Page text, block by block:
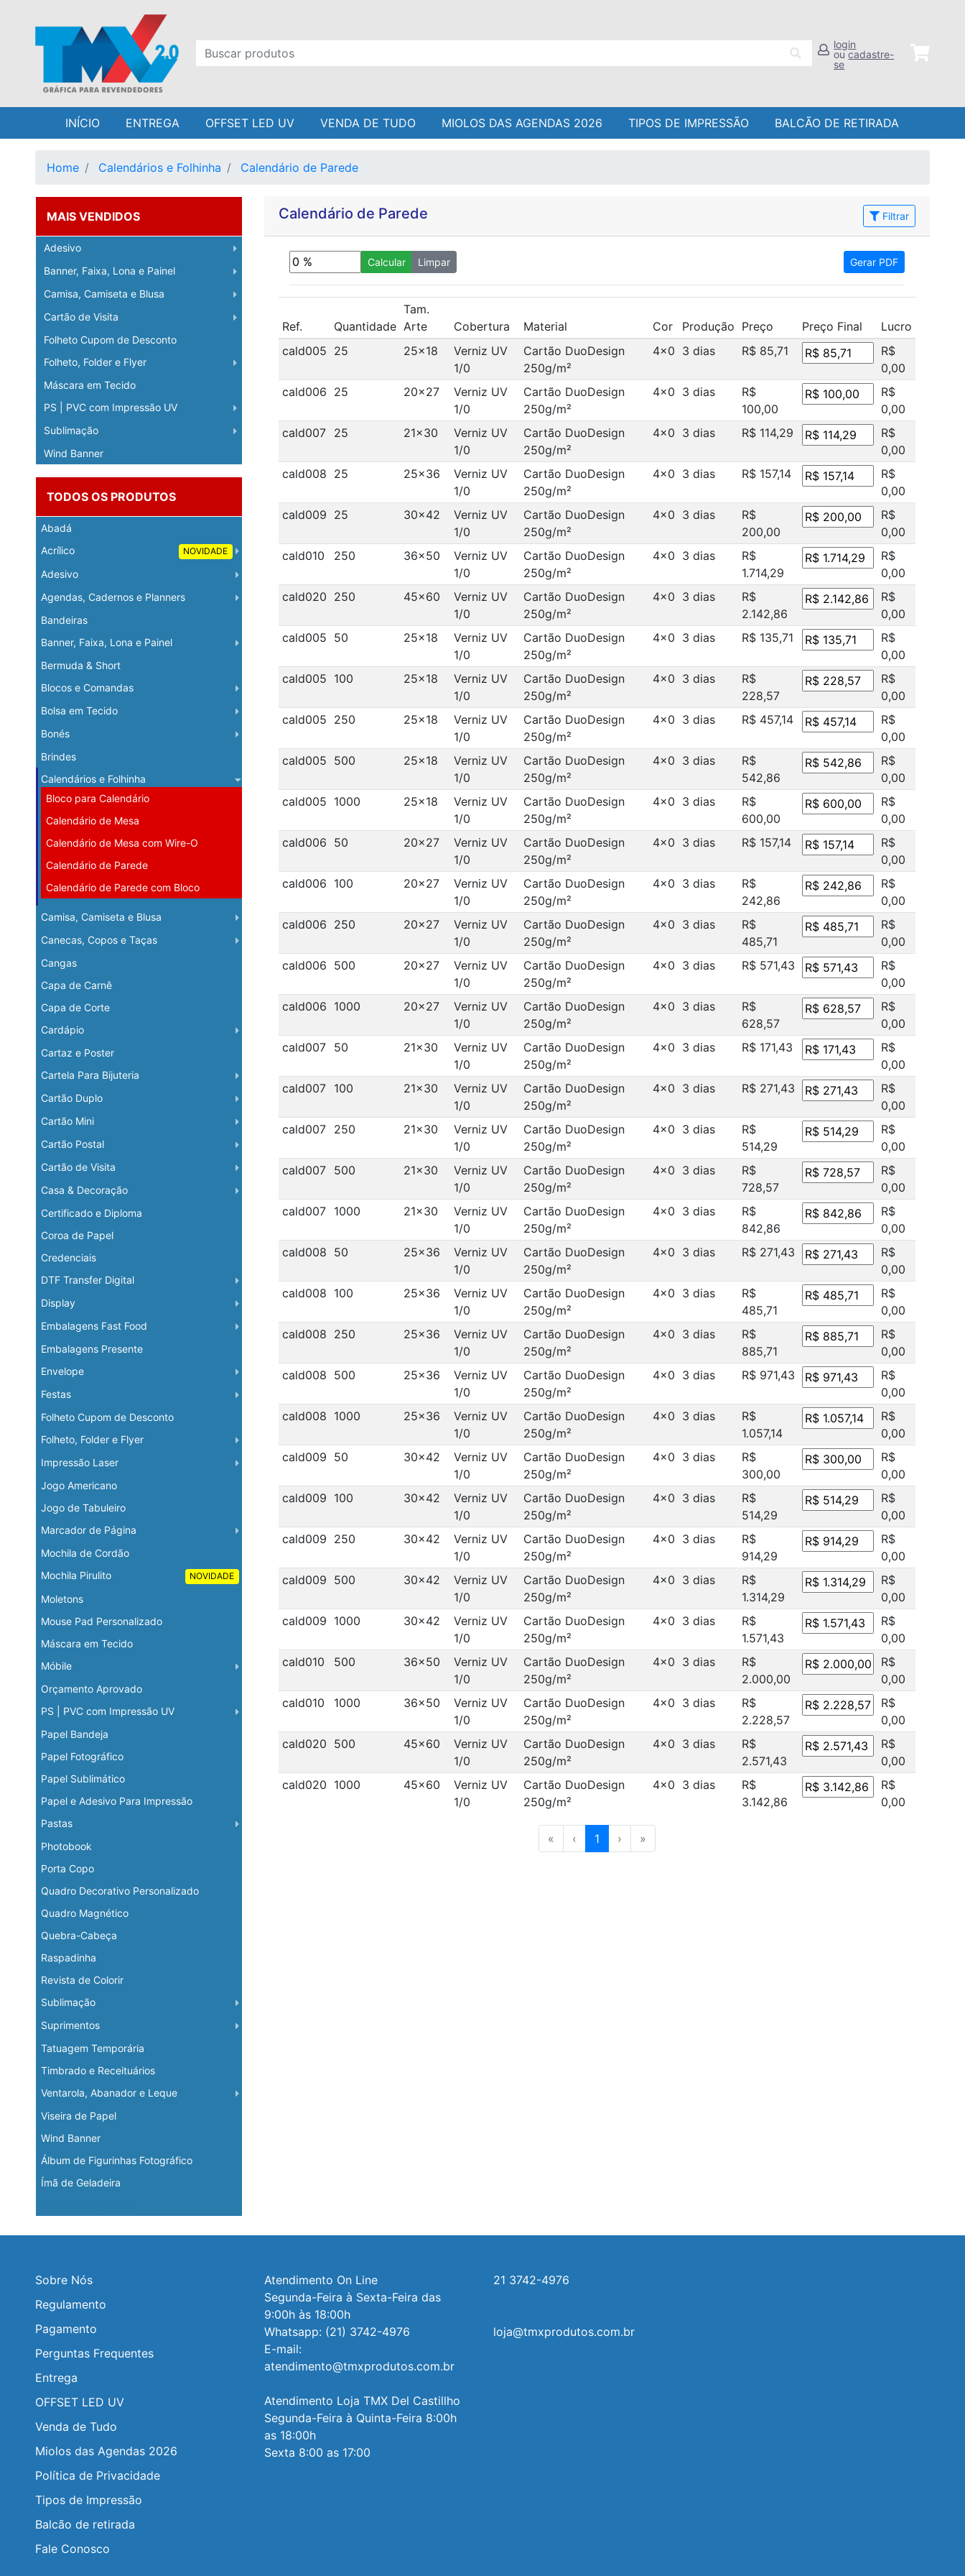
login
oucadastre-
se
INÍCIO ENTREGA OFFSET LED UV VENDA DE TUDO MIOLOS DAS AGENDAS 2026 TIPOS DE IMPRESSÃO BALCÃO DE RETIRADA
Home Calendários e Folhinha Calendário de Parede
MAIS VENDIDOS
Adesivo
Banner, Faixa, Lona e Painel
Camisa, Camiseta e Blusa
Cartão de Visita
Folheto Cupom de Desconto
Folheto, Folder e Flyer
Máscara em Tecido
PS | PVC com Impressão UV
Sublimação
Wind Banner
TODOS OS PRODUTOS
Abadá
NOVIDADE
Acrílico
Adesivo
Agendas, Cadernos e Planners
Bandeiras
Banner, Faixa, Lona e Painel
Bermuda & Short
Blocos e Comandas
Bolsa em Tecido
Bonés
Brindes
Calendários e Folhinha
Bloco para Calendário
Calendário de Mesa
Calendário de Mesa com Wire-O
Calendário de Parede
Calendário de Parede com Bloco
Camisa, Camiseta e Blusa
Canecas, Copos e Taças
Cangas
Capa de Carnê
Capa de Corte
Cardápio
Cartaz e Poster
Cartela Para Bijuteria
Cartão Duplo
Cartão Mini
Cartão Postal
Cartão de Visita
Casa & Decoração
Certificado e Diploma
Coroa de Papel
Credenciais
DTF Transfer Digital
Display
Embalagens Fast Food
Embalagens Presente
Envelope
Festas
Folheto Cupom de Desconto
Folheto, Folder e Flyer
Impressão Laser
Jogo Americano
Jogo de Tabuleiro
Marcador de Página
Mochila de Cordão
NOVIDADE
Mochila Pirulito
Moletons
Mouse Pad Personalizado
Máscara em Tecido
Móbile
Orçamento Aprovado
PS | PVC com Impressão UV
Papel Bandeja
Papel Fotográfico
Papel Sublimático
Papel e Adesivo Para Impressão
Pastas
Photobook
Porta Copo
Quadro Decorativo Personalizado
Quadro Magnético
Quebra-Cabeça
Raspadinha
Revista de Colorir
Sublimação
Suprimentos
Tatuagem Temporária
Timbrado e Receituários
Ventarola, Abanador e Leque
Viseira de Papel
Wind Banner
Álbum de Figurinhas Fotográfico
Ímã de Geladeira
Calendário de Parede Filtrar
Gerar PDF
Lucro
Calcular Limpar
Ref. Quantidade
Tam.
Arte
Cobertura Material Cor Produção Preço Preço Final
Lucro
cald005 25 25x18
Verniz UV
1/0
Cartão DuoDesign
250g/m²
4x0 3 dias R$ 85,71
R$
0,00
cald006 25 20x27
Verniz UV
1/0
Cartão DuoDesign
250g/m²
4x0 3 dias
R$
100,00
R$
0,00
cald007
25 21x30
Verniz UV
1/0
Cartão DuoDesign
250g/m²
4x0 3 dias R$ 114,29
R$
0,00
cald008 25 25x36
Verniz UV
1/0
Cartão DuoDesign
250g/m²
4x0 3 dias R$ 157,14
R$
0,00
cald009 25 30x42
Verniz UV
1/0
Cartão DuoDesign
250g/m²
4x0 3 dias
R$
200,00
R$
0,00
cald010
250 36x50
Verniz UV
1/0
Cartão DuoDesign
250g/m²
4x0 3 dias
R$
1.714,29
R$
0,00
cald020 250 45x60
Verniz UV
1/0
Cartão DuoDesign
250g/m²
4x0 3 dias
R$
2.142,86
R$
0,00
cald005 50 25x18
Verniz UV
1/0
Cartão DuoDesign
250g/m²
4x0 3 dias R$ 135,71
R$
0,00
cald005 100 25x18
Verniz UV
1/0
Cartão DuoDesign
250g/m²
4x0 3 dias
R$
228,57
R$
0,00
cald005 250 25x18
Verniz UV
1/0
Cartão DuoDesign
250g/m²
4x0 3 dias R$ 457,14
R$
0,00
cald005 500 25x18
Verniz UV
1/0
Cartão DuoDesign
250g/m²
4x0 3 dias
R$
542,86
R$
0,00
cald005 1000 25x18
Verniz UV
1/0
Cartão DuoDesign
250g/m²
4x0 3 dias
R$
600,00
R$
0,00
cald006 50 20x27
Verniz UV
1/0
Cartão DuoDesign
250g/m²
4x0 3 dias R$ 157,14
R$
0,00
cald006 100 20x27
Verniz UV
1/0
Cartão DuoDesign
250g/m²
4x0 3 dias
R$
242,86
R$
0,00
cald006 250 20x27
Verniz UV
1/0
Cartão DuoDesign
250g/m²
4x0 3 dias
R$
485,71
R$
0,00
cald006 500 20x27
Verniz UV
1/0
Cartão DuoDesign
250g/m²
4x0 3 dias R$ 571,43
R$
0,00
cald006 1000 20x27
Verniz UV
1/0
Cartão DuoDesign
250g/m²
4x0 3 dias
R$
628,57
R$
0,00
cald007
50 21x30
Verniz UV
1/0
Cartão DuoDesign
250g/m²
4x0 3 dias R$ 171,43
R$
0,00
cald007
100 21x30
Verniz UV
1/0
Cartão DuoDesign
250g/m²
4x0 3 dias R$ 271,43
R$
0,00
cald007
250 21x30
Verniz UV
1/0
Cartão DuoDesign
250g/m²
4x0 3 dias
R$
514,29
R$
0,00
cald007
500 21x30
Verniz UV
1/0
Cartão DuoDesign
250g/m²
4x0 3 dias
R$
728,57
R$
0,00
cald007
1000 21x30
Verniz UV
1/0
Cartão DuoDesign
250g/m²
4x0 3 dias
R$
842,86
R$
0,00
cald008 50 25x36
Verniz UV
1/0
Cartão DuoDesign
250g/m²
4x0 3 dias R$ 271,43
R$
0,00
cald008 100 25x36
Verniz UV
1/0
Cartão DuoDesign
250g/m²
4x0 3 dias
R$
485,71
R$
0,00
cald008 250 25x36
Verniz UV
1/0
Cartão DuoDesign
250g/m²
4x0 3 dias
R$
885,71
R$
0,00
cald008 500 25x36
Verniz UV
1/0
Cartão DuoDesign
250g/m²
4x0 3 dias R$ 971,43
R$
0,00
cald008 1000 25x36
Verniz UV
1/0
Cartão DuoDesign
250g/m²
4x0 3 dias
R$
1.057,14
R$
0,00
cald009 50 30x42
Verniz UV
1/0
Cartão DuoDesign
250g/m²
4x0 3 dias
R$
300,00
R$
0,00
cald009 100 30x42
Verniz UV
1/0
Cartão DuoDesign
250g/m²
4x0 3 dias
R$
514,29
R$
0,00
cald009 250 30x42
Verniz UV
1/0
Cartão DuoDesign
250g/m²
4x0 3 dias
R$
914,29
R$
0,00
cald009 500 30x42
Verniz UV
1/0
Cartão DuoDesign
250g/m²
4x0 3 dias
R$
1.314,29
R$
0,00
cald009 1000 30x42
Verniz UV
1/0
Cartão DuoDesign
250g/m²
4x0 3 dias
R$
1.571,43
R$
0,00
cald010
500 36x50
Verniz UV
1/0
Cartão DuoDesign
250g/m²
4x0 3 dias
R$
2.000,00
R$
0,00
cald010
1000 36x50
Verniz UV
1/0
Cartão DuoDesign
250g/m²
4x0 3 dias
R$
2.228,57
R$
0,00
cald020 500 45x60
Verniz UV
1/0
Cartão DuoDesign
250g/m²
4x0 3 dias
R$
2.571,43
R$
0,00
cald020 1000 45x60
Verniz UV
1/0
Cartão DuoDesign
250g/m²
4x0 3 dias
R$
3.142,86
R$
0,00
« ‹ 1 › »
Sobre Nós
Regulamento
Pagamento
Perguntas Frequentes
Entrega
OFFSET LED UV
Venda de Tudo
Miolos das Agendas 2026
Política de Privacidade
Tipos de Impressão
Balcão de retirada
Fale Conosco
Atendimento On Line
Segunda-Feira à Sexta-Feira das
9:00h às 18:00h
Whatsapp: (21) 3742-4976
E-mail:
atendimento@tmxprodutos.com.br
Atendimento Loja TMX Del Castillho
Segunda-Feira à Quinta-Feira 8:00h
as 18:00h
Sexta 8:00 as 17:00
21 3742-4976
loja@tmxprodutos.com.br